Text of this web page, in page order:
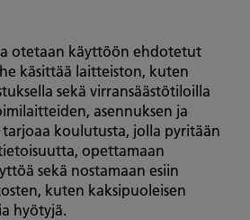
otetaan käyttöön ehdotetut
käsittää laitteiston, kuten
sekä virransäästötiloilla
asennuksen ja
koulutusta, jolla pyritään
opettamaan
sekä nostamaan esiin
kuten kaksipuoleisen
hyötyjä.